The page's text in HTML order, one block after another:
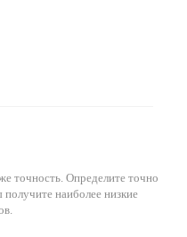
точность. Определите точно
наиболее низкие